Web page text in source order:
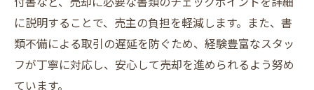
に説明することで、売主の負担を軽減します。また、書
類不備による取引の遅延を防ぐため、経験豊富なスタッ
フが丁寧に対応し、安心して売却を進められるよう努め